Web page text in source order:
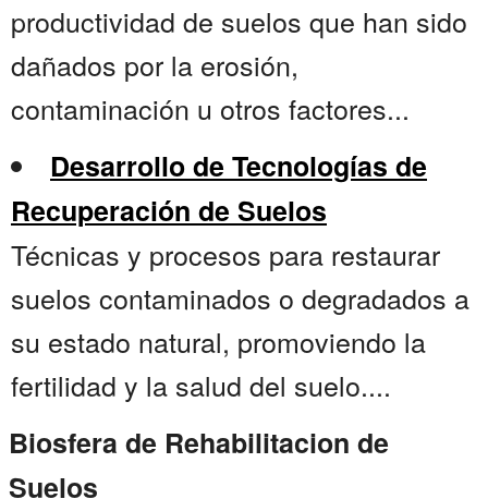
productividad de suelos que han sido
dañados por la erosión,
contaminación u otros factores...
Desarrollo de Tecnologías de
Recuperación de Suelos
Técnicas y procesos para restaurar
suelos contaminados o degradados a
su estado natural, promoviendo la
fertilidad y la salud del suelo....
Biosfera de Rehabilitacion de
Suelos